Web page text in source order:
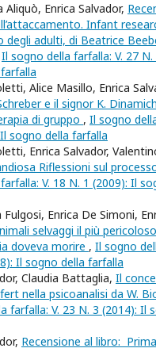
Aliquò, Enrica Salvador,
Infant
adulti, di Beatrice
Il sogno della farfalla: V. 27 N.
Alice Masillo, Enrica
e il signor K.
di gruppo , Il sogno
sogno della farfalla
Enrica Salvador,
Riflessioni sul
V. 18 N. 1 (2009): Il
Fulgosi, Enrica De Simoni,
selvaggi il più
doveva morire , Il sogno
Il sogno della farfalla
Claudia Battaglia, Il
nella psicoanalisi da W.
farfalla: V. 23 N. 3 (2014): Il
Recensione al libro: